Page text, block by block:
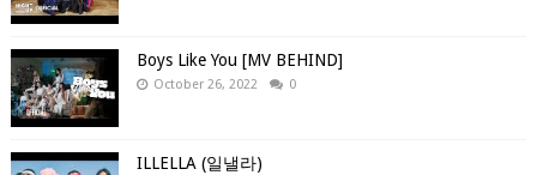
Boys Like You [MV BEHIND]
October 26, 2022 0
ILLELLA (일낼라)